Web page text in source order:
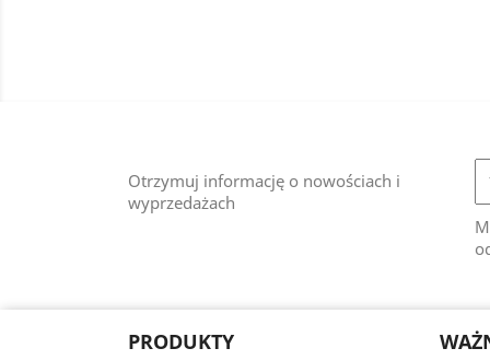
Otrzymuj informację o nowościach i
wyprzedażach
PRODUKTY